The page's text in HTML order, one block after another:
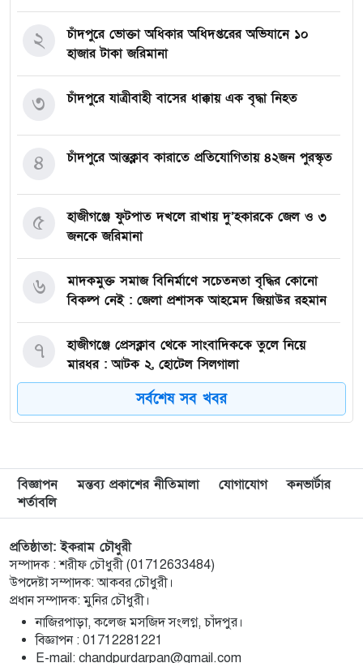
চাঁদপুরে ভোক্তা অধিকার অধিদপ্তরের অভিযানে ১০
হাজার টাকা জরিমানা
২
চাঁদপুরে যাত্রীবাহী বাসের ধাক্কায় এক বৃদ্ধা নিহত
৩
চাঁদপুরে আন্তক্লাব কারাতে প্রতিযোগিতায় ৪২জন পুরস্কৃত
৪
হাজীগঞ্জে ফুটপাত দখলে রাখায় দু’হকারকে জেল ও ৩
জনকে জরিমানা
৫
মাদকমুক্ত সমাজ বিনির্মাণে সচেতনতা বৃদ্ধির কোনো
বিকল্প নেই : জেলা প্রশাসক আহমেদ জিয়াউর রহমান
৬
হাজীগঞ্জে প্রেসক্লাব থেকে সাংবাদিককে তুলে নিয়ে
মারধর : আটক ২, হোটেল সিলগালা
৭
মতলব উত্তরে কালাম এন্টারপ্রাইজের মালিককে ২৫
হাজার টাকা জরিমানা
৮
মেরিল প্রথম আলো সমালোচক পুরস্কার ২০২৫ : সেরা
অভিনেতার চূড়ান্ত মনোনয়নে জায়গা করে নিলেন
৯
চাঁদপুরে জাতীয় বিজ্ঞান ও প্রযুক্তি সপ্তাহ উদযাপনের
লক্ষে প্রস্তুতিমূলক সভা
১০
বাংলা নববর্ষ আমাদের বাঙালি সংস্কৃতি ও ঐতিহ্যের
প্রাণের উৎসব : চাঁদপুর জেলা প্রশাসক
১১
সর্বশেষ সব খবর
বিজ্ঞাপন মন্তব্য প্রকাশের নীতিমালা যোগাযোগ
কনভার্টার
শর্তাবলি
প্রতিষ্ঠাতা: ইকরাম চৌধুরী
সম্পাদক : শরীফ চৌধুরী (01712633484)
উপদেষ্টা সম্পাদক: আকবর চৌধুরী।
প্রধান সম্পাদক: মুনির চৌধুরী।
নাজিরপাড়া, কলেজ মসজিদ সংলগ্ন, চাঁদপুর।
‎বিজ্ঞাপন : 01712281221
‎E-mail: chandpurdarpan@gmail.com